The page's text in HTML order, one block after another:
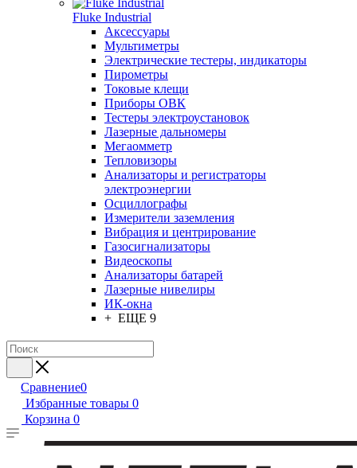
Fluke Industrial
Аксессуары
Мультиметры
Электрические тестеры, индикаторы
Пирометры
Токовые клещи
Приборы ОВК
Тестеры электроустановок
Лазерные дальномеры
Мегаомметр
Тепловизоры
Анализаторы и регистраторы
электроэнергии
Осциллографы
Измерители заземления
Вибрация и центрирование
Газосигнализаторы
Видеоскопы
Анализаторы батарей
Лазерные нивелиры
ИК-окна
+ ЕЩЕ 9
Сравнение0
Избранные товары 0
Корзина 0